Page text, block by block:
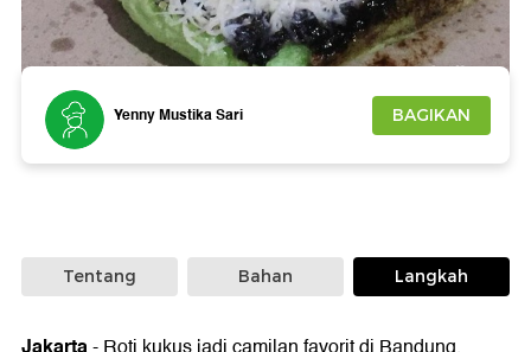
Foto: dok. detikFood
Yenny Mustika Sari BAGIKAN
Tentang Bahan Langkah